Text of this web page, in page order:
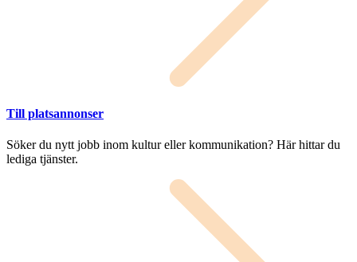
Till platsannonser
Söker du nytt jobb inom kultur eller kommunikation? Här hittar du
lediga tjänster.